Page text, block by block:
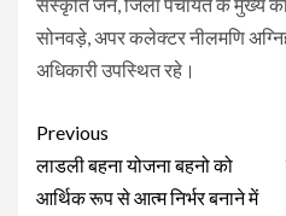
सोनवड़े, अपर कलेक्टर नीलमणि
अधिकारी उपस्थित रहे।
Continue
Reading
Previous
लाडली बहना योजना बहनो को
आर्थिक रूप से आत्म निर्भर बनाने में